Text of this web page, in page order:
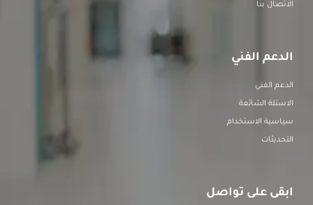
الاتصال بنا
الدعم الفني
الدعم الفني
الاسئلة الشائعة
سياسية الاستخدام
التحديثات
ابقى على تواصل